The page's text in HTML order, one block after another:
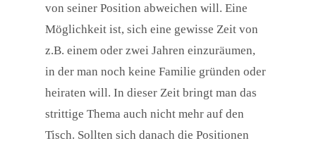
von seiner Position abweichen will. Eine
Möglichkeit ist, sich eine gewisse Zeit von
z.B. einem oder zwei Jahren einzuräumen,
in der man noch keine Familie gründen oder
heiraten will. In dieser Zeit bringt man das
strittige Thema auch nicht mehr auf den
Tisch. Sollten sich danach die Positionen